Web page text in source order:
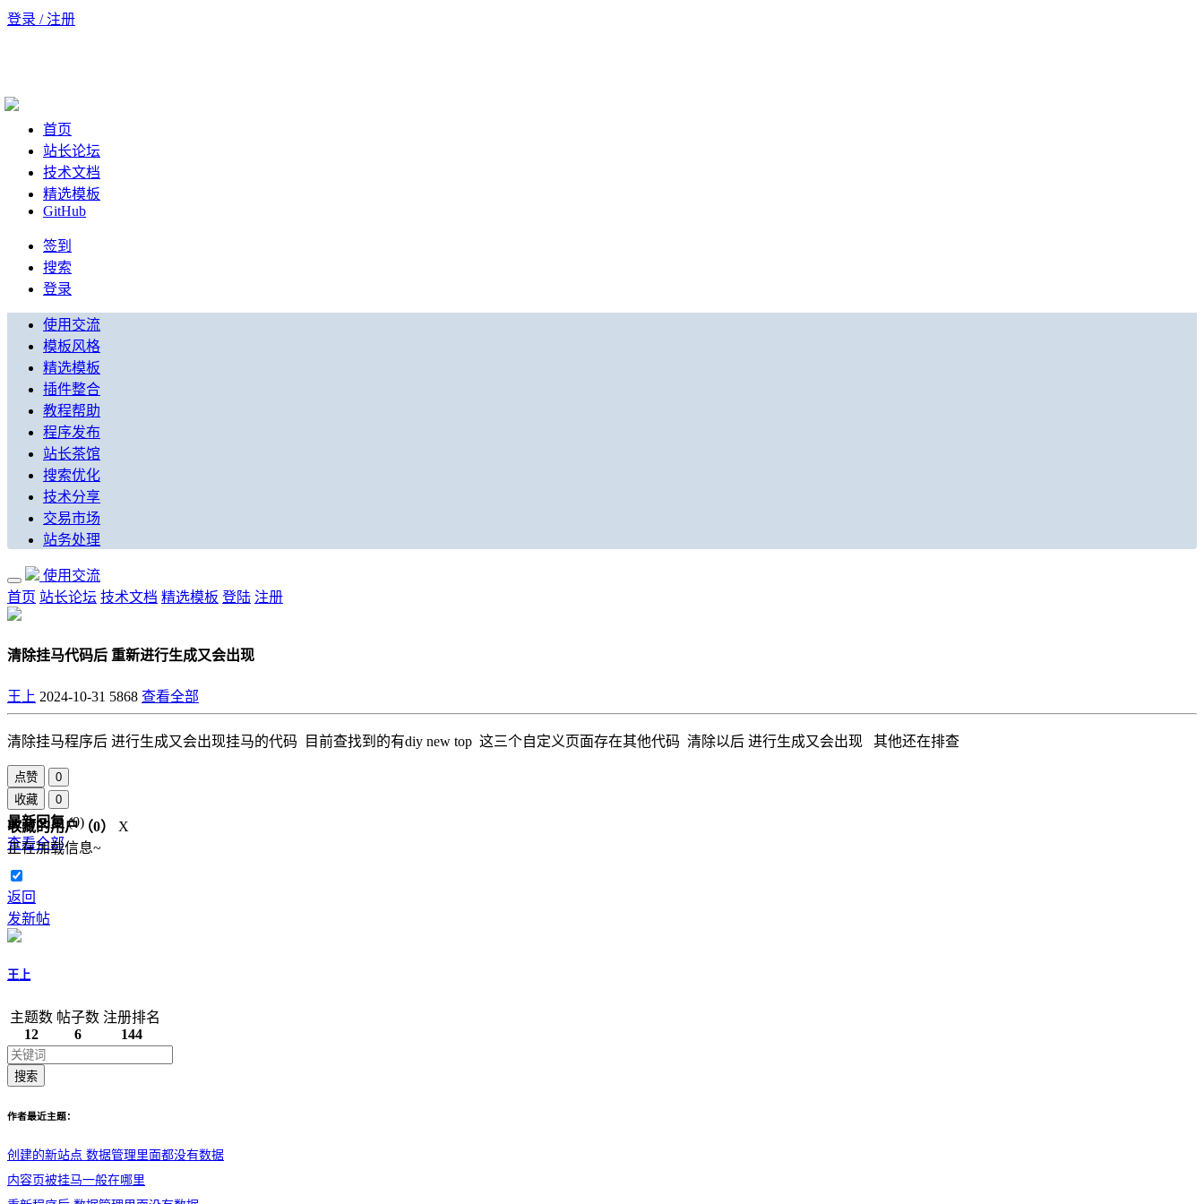
登录 / 注册
首页
站长论坛
技术文档
精选模板
GitHub
签到
搜索
登录
使用交流
模板风格
精选模板
插件整合
教程帮助
程序发布
站长茶馆
搜索优化
技术分享
交易市场
站务处理
使用交流
首页 站长论坛 技术文档 精选模板 登陆 注册
清除挂马代码后 重新进行生成又会出现
王上 2024-10-31 5868 查看全部
清除挂马程序后 进行生成又会出现挂马的代码 目前查找到的有diy new top 这三个自定义页面存在其他代码 清除以后 进行生成又会出现 其他还在排查
点赞
0
收藏
0
收藏的用户（0）
X
正在加载信息~
最新回复(0)
查看全部
返回
发新帖
王上
主题数
12
帖子数
6
注册排名
144
搜索
作者最近主题：
创建的新站点 数据管理里面都没有数据
内容页被挂马一般在哪里